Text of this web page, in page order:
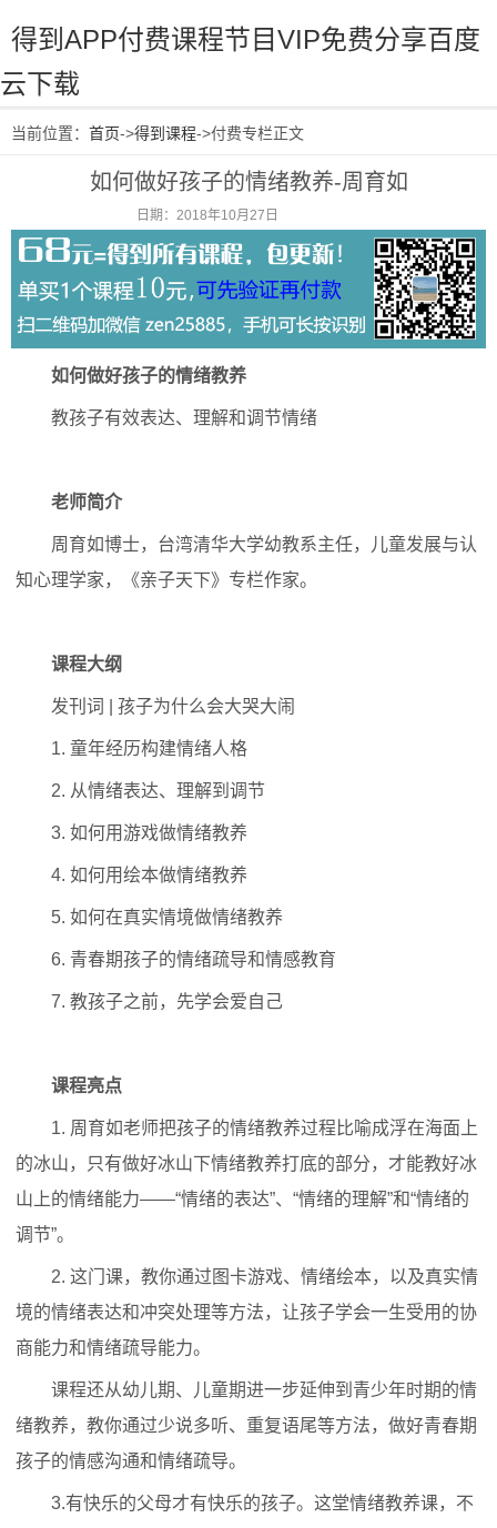
得到APP付费课程节目VIP免费分享百度
云下载
当前位置： 首页->得到课程->付费专栏正文
如何做好孩子的情绪教养-周育如
日期：2018年10月27日
如何做好孩子的情绪教养
教孩子有效表达、理解和调节情绪
老师简介
周育如博士，台湾清华大学幼教系主任，儿童发展与认
知心理学家，《亲子天下》专栏作家。
课程大纲
发刊词 | 孩子为什么会大哭大闹
1. 童年经历构建情绪人格
2. 从情绪表达、理解到调节
3. 如何用游戏做情绪教养
4. 如何用绘本做情绪教养
5. 如何在真实情境做情绪教养
6. 青春期孩子的情绪疏导和情感教育
7. 教孩子之前，先学会爱自己
课程亮点
1. 周育如老师把孩子的情绪教养过程比喻成浮在海面上
的冰山，只有做好冰山下情绪教养打底的部分，才能教好冰
山上的情绪能力——“情绪的表达”、“情绪的理解”和“情绪的
调节”。
2. 这门课，教你通过图卡游戏、情绪绘本，以及真实情
境的情绪表达和冲突处理等方法，让孩子学会一生受用的协
商能力和情绪疏导能力。
课程还从幼儿期、儿童期进一步延伸到青少年时期的情
绪教养，教你通过少说多听、重复语尾等方法，做好青春期
孩子的情感沟通和情绪疏导。
3.有快乐的父母才有快乐的孩子。这堂情绪教养课，不